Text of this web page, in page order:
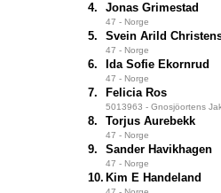
4. Jonas Grimestad
47 - Norge
5. Svein Arild
47 - Norge
6. Ida Sofie Ekornrud
47 - Norge
7. Felicia Ros
5013963 - Gnosjöortens
8. Torjus Aurebekk
47 - Norge
9. Sander Havikhagen
47 - Norge
10. Kim E Handeland